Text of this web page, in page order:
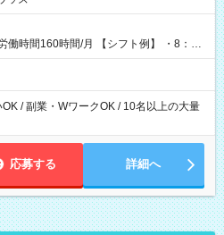
間/月 【シフト例】 ・8：00
/ 副業・WワークOK / 10名以上の大量
応募する 詳細へ